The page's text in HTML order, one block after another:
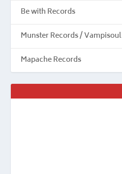
Be with Records
Munster Records / Vampisoul
Mapache Records